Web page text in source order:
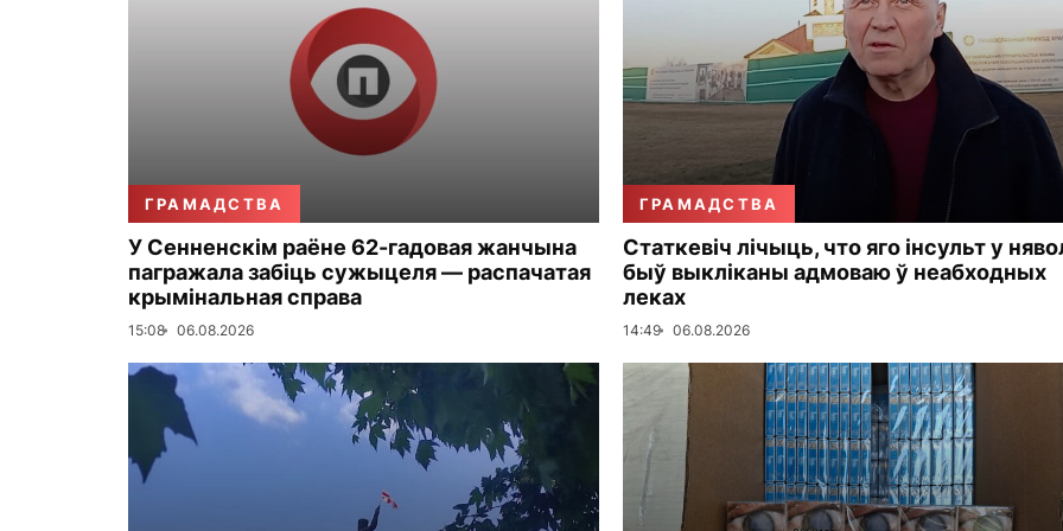
ГРАМАДСТВА
У Сенненскім раёне 62-гадовая жанчына
пагражала забіць сужыцеля — распачатая
крымінальная справа
15:08 06.08.2026
ГРАМАДСТВА
Статкевіч лічыць, что яго інсульт у
быў выкліканы адмоваю ў неабходных
леках
14:49 06.08.2026